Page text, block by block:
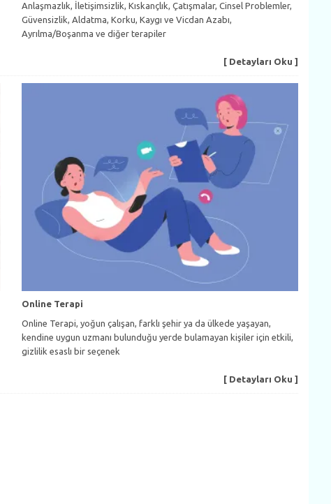
Anlaşmazlık, İletişimsizlik, Kıskançlık, Çatışmalar, Cinsel Problemler,
Güvensizlik, Aldatma, Korku, Kaygı ve Vicdan Azabı,
Ayrılma/Boşanma ve diğer terapiler
[ Detayları Oku ]
Online Terapi
Online Terapi, yoğun çalışan, farklı şehir ya da ülkede yaşayan,
kendine uygun uzmanı bulunduğu yerde bulamayan kişiler için etkili,
gizlilik esaslı bir seçenek
[ Detayları Oku ]